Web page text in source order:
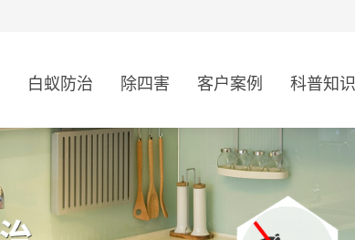
白蚁防治 除四害 客户案例 科普知识